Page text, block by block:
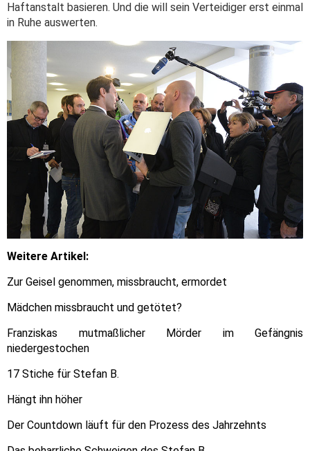
Haftanstalt basieren. Und die will sein Verteidiger erst einmal
in Ruhe auswerten.
Weitere Artikel:
Zur Geisel genommen, missbraucht, ermordet
Mädchen missbraucht und getötet?
Franziskas mutmaßlicher Mörder im Gefängnis
niedergestochen
17 Stiche für Stefan B.
Hängt ihn höher
Der Countdown läuft für den Prozess des Jahrzehnts